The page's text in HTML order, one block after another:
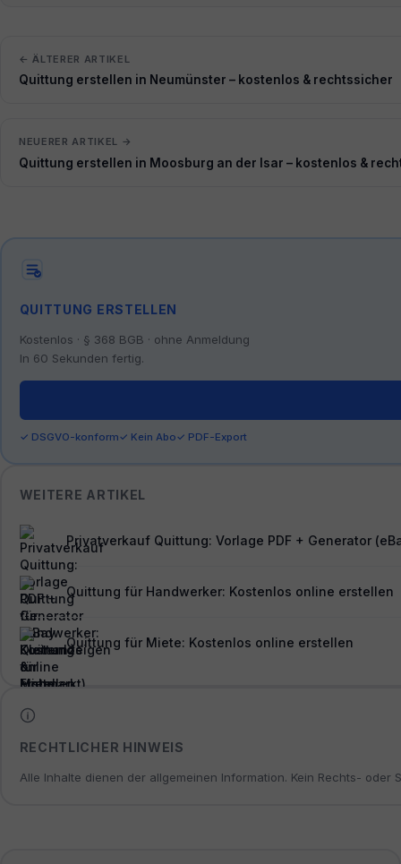
← ÄLTERER ARTIKEL
Quittung erstellen in Neumünster – kostenlos & rechtssicher
NEUERER ARTIKEL →
Quittung erstellen in Moosburg an der Isar – kostenlos &
QUITTUNG ERSTELLEN
Kostenlos · § 368 BGB · ohne Anmeldung
In 60 Sekunden fertig.
✓ DSGVO-konform✓ Kein Abo✓ PDF-Export
WEITERE ARTIKEL
Privatverkauf Quittung: Vorlage PDF + Generator
Quittung für Handwerker: Kostenlos online erstellen
Quittung für Miete: Kostenlos online erstellen
RECHTLICHER HINWEIS
Alle Inhalte dienen der allgemeinen Information. Kein Rechts-